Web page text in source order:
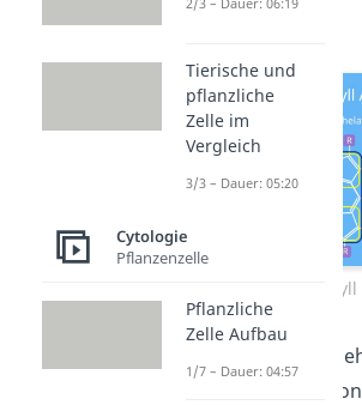
Derivatisierung).
Zu den Derivaten
die Chlorophylle,
Tierische und
pflanzliche
Zelle im
Vergleich
3/3 – Dauer: 05:20
Cytologie
Pflanzenzelle
Pflanzliche
Zelle Aufbau
1/7 – Dauer: 04:57